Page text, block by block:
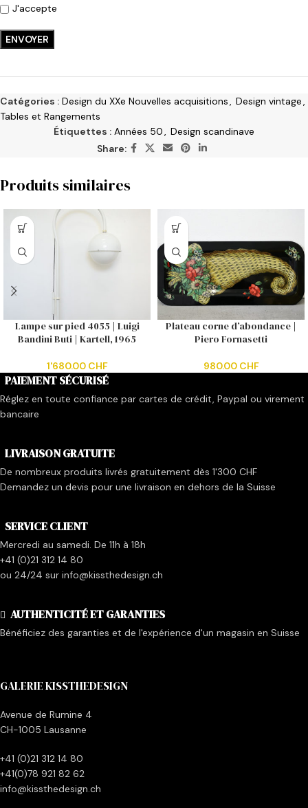
J'accepte
Catégories : Design du XXe Nouvelles acquisitions, Design vintage,
Tables et Rangements
Étiquettes : Années 50, Design scandinave
Share:
Produits similaires
Lampe sur pied 4055 | Luigi
Bandini Buti | Kartell, 1965
1'680.00 CHF
Plateau corne d’abondance |
Piero Fornasetti
980.00 CHF
PAIEMENT SÉCURISÉ
Réglez en toute confiance par cartes de crédit, Paypal ou virement
bancaire
LIVRAISON GRATUITE
De nombreux produits livrés gratuitement dès 1'300 CHF
Demandez un devis pour une livraison en dehors de la Suisse
SERVICE CLIENT
Mercredi au samedi. De 11h à 18h
+41 (0)21 312 14 80
ou 24/24 sur info@kissthedesign.ch
AUTHENTICITÉ ET GARANTIES
Bénéficiez des garanties et de l'expérience d'un magasin en Suisse
GALERIE KISSTHEDESIGN
Avenue de Rumine 4
CH-1005 Lausanne
+41 (0)21 312 14 80
+41(0)78 921 82 62
info@kissthedesign.ch